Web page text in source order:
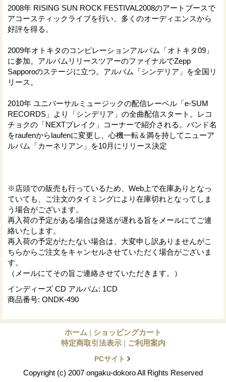
2008年 RISING SUN ROCK FESTIVAL2008のアートブースで
アコースティックライブを行い、多くのオーディエンスから
好評を得る。
2009年オトキタのコンピレーションアルバム「オトキタ09」
に参加。アルバムリリースツアーのファイナルでZepp
Sapporoのステージに立つ。アルバム「シンデリア」を全国リ
リース。
2010年 ユニバーサルミュージックの配信レーベル「e-SUM
RECORDS」より「シンデリア」の全曲配信スタート。レコ
チョクの「NEXTブレイク」コーナーで紹介される。バンド名
をraufenからlaufenに変更し、心機一転＆満を持してニューア
ルバム「カーネリアン」を10月にリリース決定
※店頭での販売も行っているため、Web上で在庫ありとなっ
ていても、ご注文のタイミングにより在庫切れとなってしま
う場合がございます。
再入荷の予定がある場合は発送が遅れる旨をメールにてご連
絡いたします。
再入荷の予定がたたない場合は、大変申し訳ありませんがこ
ちらからご注文をキャンセルさせていただく場合がございま
す。
（メールにてその旨ご連絡させていただきます。）
インディーズ CD アルバム: 1CD
商品番号: ONDK-490
ホーム | ショッピングカート
特定商取引法表示 | ご利用案内
PCサイト
Copyright (c) 2007 ongaku-dokoro All Rights Reserved